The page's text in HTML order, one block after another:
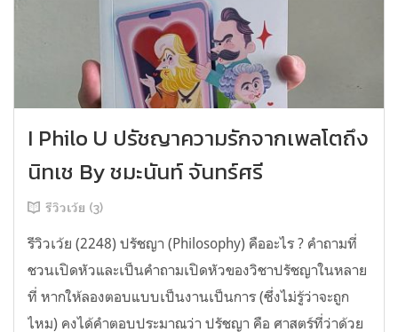
I Philo U ปรัชญาความรักจากเพลโตถึง
นิทเช By ชมะนันท์ จันทร์ศรี
รีวิวเว้ย (3)
รีวิวเว้ย (2248) ปรัชญา (Philosophy) คืออะไร ? คำถามที่
ชวนเปิดหัวและเป็นคำถามเปิดหัวของวิชาปรัชญาในหลาย
ที่ หากให้ลองตอบแบบเป็นงานเป็นการ (ซึ่งไม่รู้ว่าจะถูก
ไหม) คงได้คำตอบประมาณว่า ปรัชญา คือ ศาสตร์ที่ว่าด้วย